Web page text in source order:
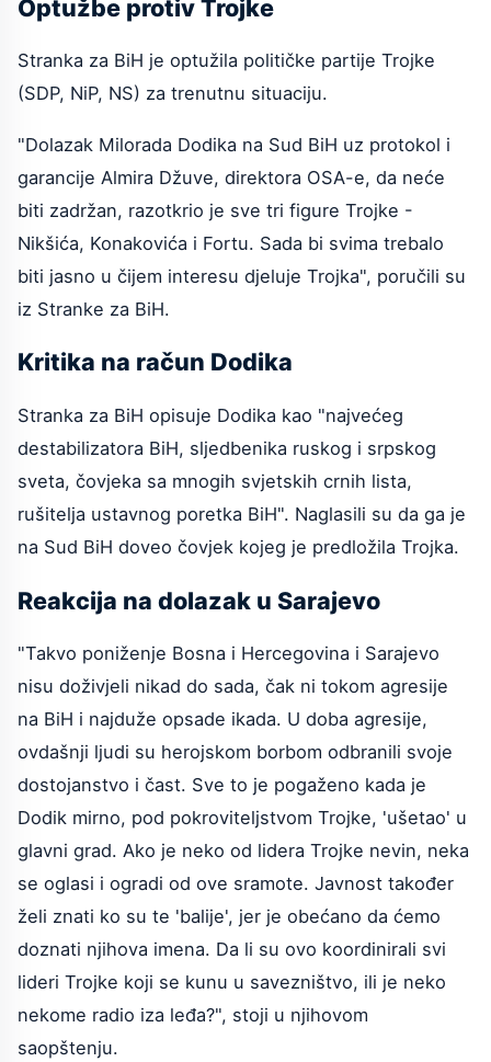
Optužbe protiv Trojke
Stranka za BiH je optužila političke partije Trojke
(SDP, NiP, NS) za trenutnu situaciju.
"Dolazak Milorada Dodika na Sud BiH uz protokol i
garancije Almira Džuve, direktora OSA-e, da neće
biti zadržan, razotkrio je sve tri figure Trojke -
Nikšića, Konakovića i Fortu. Sada bi svima trebalo
biti jasno u čijem interesu djeluje Trojka", poručili su
iz Stranke za BiH.
Kritika na račun Dodika
Stranka za BiH opisuje Dodika kao "najvećeg
destabilizatora BiH, sljedbenika ruskog i srpskog
sveta, čovjeka sa mnogih svjetskih crnih lista,
rušitelja ustavnog poretka BiH". Naglasili su da ga je
na Sud BiH doveo čovjek kojeg je predložila Trojka.
Reakcija na dolazak u Sarajevo
"Takvo poniženje Bosna i Hercegovina i Sarajevo
nisu doživjeli nikad do sada, čak ni tokom agresije
na BiH i najduže opsade ikada. U doba agresije,
ovdašnji ljudi su herojskom borbom odbranili svoje
dostojanstvo i čast. Sve to je pogaženo kada je
Dodik mirno, pod pokroviteljstvom Trojke, 'ušetao' u
glavni grad. Ako je neko od lidera Trojke nevin, neka
se oglasi i ogradi od ove sramote. Javnost također
želi znati ko su te 'balije', jer je obećano da ćemo
doznati njihova imena. Da li su ovo koordinirali svi
lideri Trojke koji se kunu u savezništvo, ili je neko
nekome radio iza leđa?", stoji u njihovom
saopštenju.